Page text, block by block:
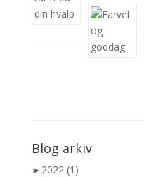
Blog arkiv
► 2022 (1)